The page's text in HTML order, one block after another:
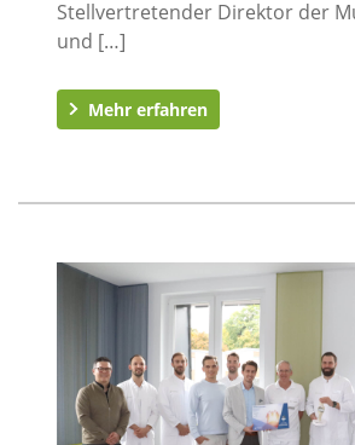
Stellvertretender Direktor der
und […]
Mehr erfahren